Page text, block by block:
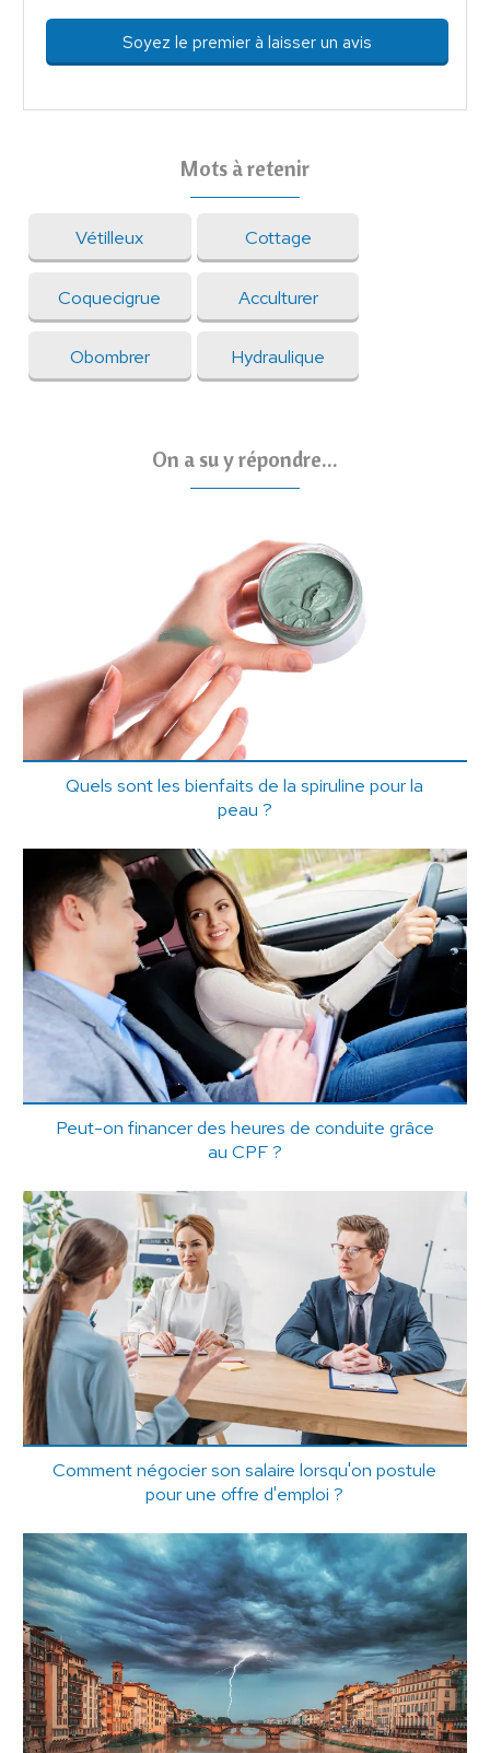
Soyez le premier à laisser un avis
Mots à retenir
Vétilleux Cottage
Coquecigrue Acculturer
Obombrer Hydraulique
On a su y répondre...
Quels sont les bienfaits de la spiruline pour la
peau ?
Peut-on financer des heures de conduite grâce
au CPF ?
Comment négocier son salaire lorsqu'on postule
pour une offre d'emploi ?